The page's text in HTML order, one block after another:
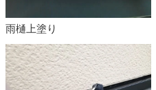
雨樋上塗り